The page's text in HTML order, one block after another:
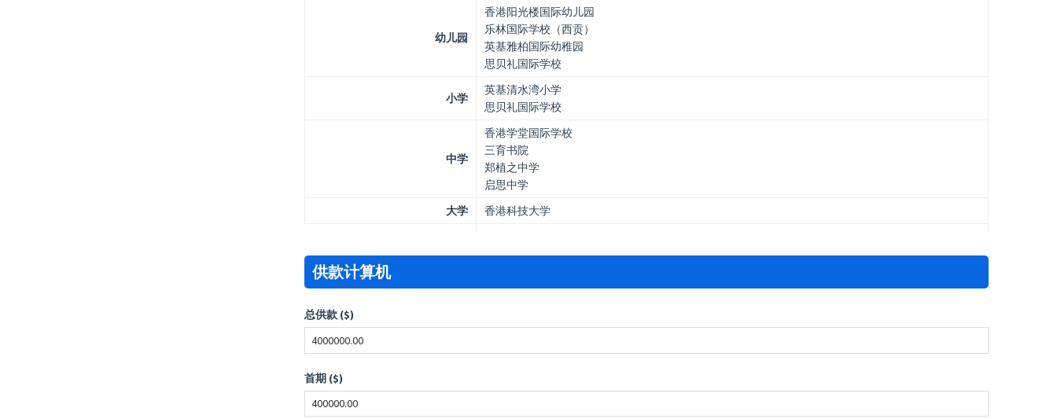
幼儿园
香港阳光楼国际幼儿园
乐林国际学校（西贡）
英基雅柏国际幼稚园
思贝礼国际学校
小学
英基清水湾小学
思贝礼国际学校
中学
香港学堂国际学校
三育书院
郑植之中学
启思中学
大学
香港科技大学
供款计算机
总供款 ($)
首期 ($)